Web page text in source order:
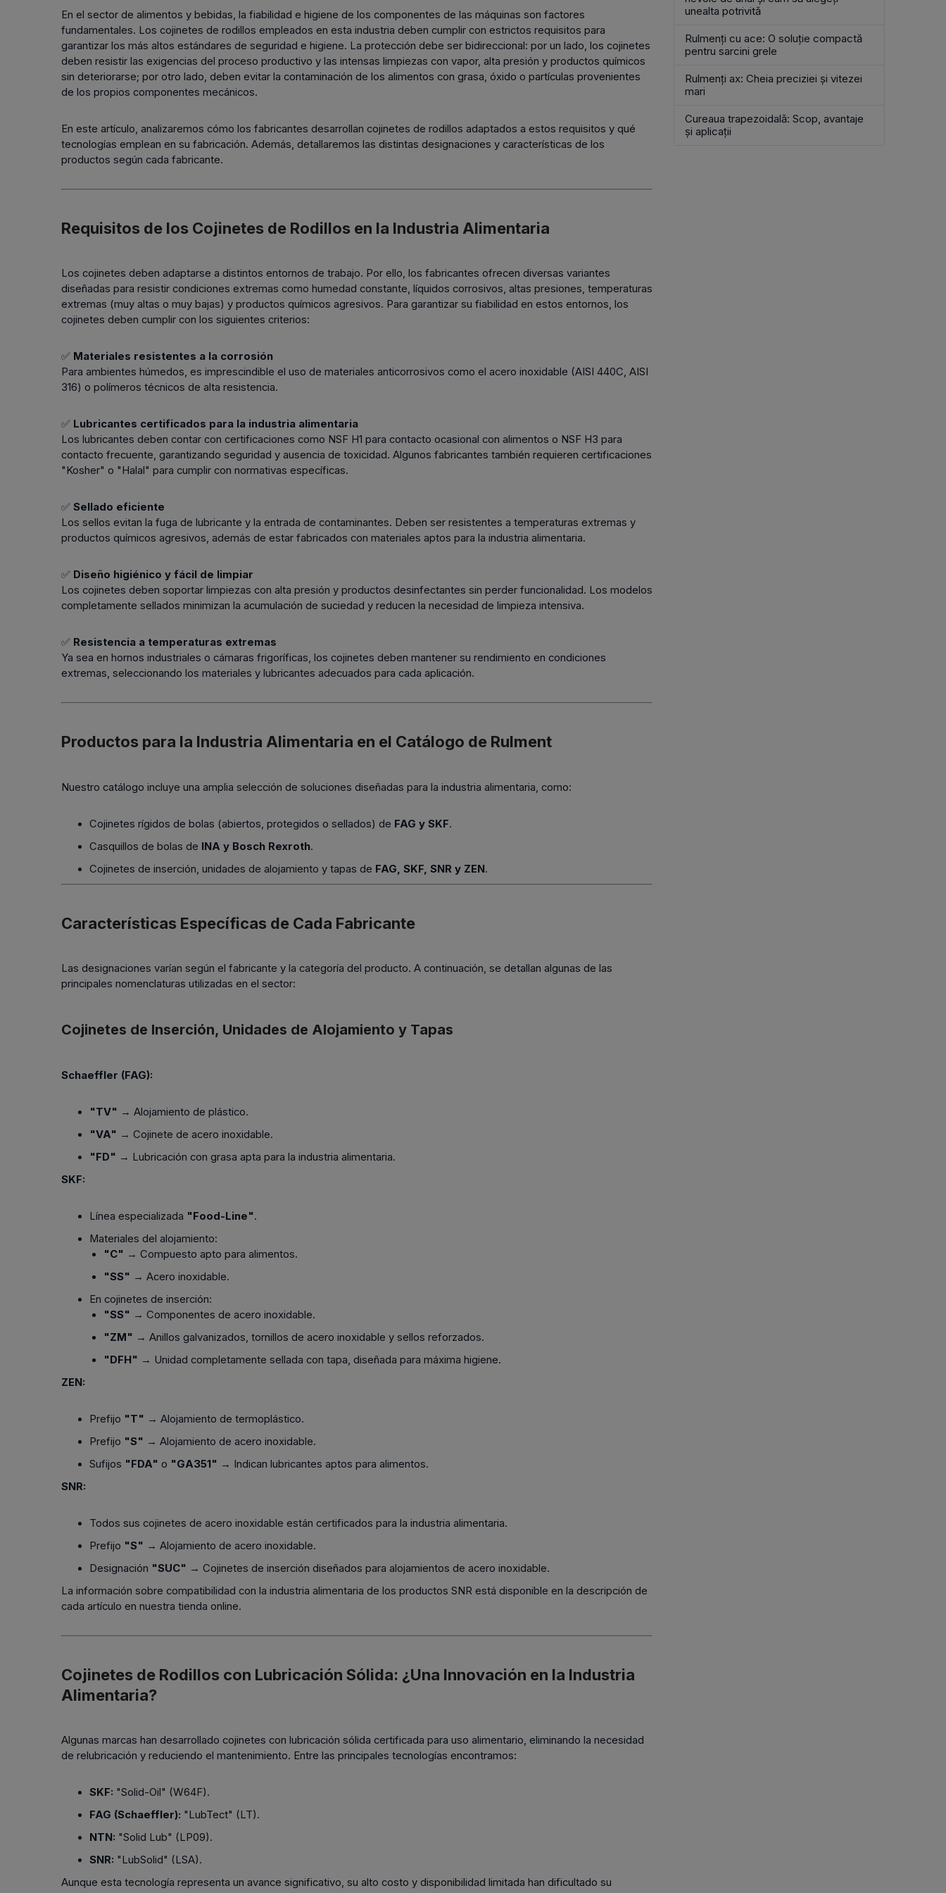
roată de tensionare lanțuri
rolă de tensionare pentru
curele
rolă de reazem
camă de urmărire
rolă mobilă de fus
rolă de reazem
roată de tensionare lanțuri
rolă de tensionare pentru
curele
camă de urmărire
rolă mobilă de fus
BOLȚURI PENTRU
ARTICULAȚIE TIP FURCĂ
bolțuri cu cap articulat
bolț cu șplint
bolț BEN
CORP DE ROSTOGOLIRE
bilă
ACCESORII PT. TEHNICA
LINIARĂ
diverse
scule
SCRIPETE DE CUREA
scripete de curea în formă de
bucșă conică
En el sector de alimentos y bebidas, la fiabilidad e higiene de los componentes de las máquinas son factores
fundamentales. Los cojinetes de rodillos empleados en esta industria deben cumplir con estrictos requisitos para
garantizar los más altos estándares de seguridad e higiene. La protección debe ser bidireccional: por un lado, los cojinetes
deben resistir las exigencias del proceso productivo y las intensas limpiezas con vapor, alta presión y productos químicos
sin deteriorarse; por otro lado, deben evitar la contaminación de los alimentos con grasa, óxido o partículas provenientes
de los propios componentes mecánicos.
En este artículo, analizaremos cómo los fabricantes desarrollan cojinetes de rodillos adaptados a estos requisitos y qué
tecnologías emplean en su fabricación. Además, detallaremos las distintas designaciones y características de los
productos según cada fabricante.
Requisitos de los Cojinetes de Rodillos en la Industria Alimentaria
Los cojinetes deben adaptarse a distintos entornos de trabajo. Por ello, los fabricantes ofrecen diversas variantes
diseñadas para resistir condiciones extremas como humedad constante, líquidos corrosivos, altas presiones, temperaturas
extremas (muy altas o muy bajas) y productos químicos agresivos. Para garantizar su fiabilidad en estos entornos, los
cojinetes deben cumplir con los siguientes criterios:
✅ Materiales resistentes a la corrosión
Para ambientes húmedos, es imprescindible el uso de materiales anticorrosivos como el acero inoxidable (AISI 440C, AISI
316) o polímeros técnicos de alta resistencia.
✅ Lubricantes certificados para la industria alimentaria
Los lubricantes deben contar con certificaciones como NSF H1 para contacto ocasional con alimentos o NSF H3 para
contacto frecuente, garantizando seguridad y ausencia de toxicidad. Algunos fabricantes también requieren certificaciones
"Kosher" o "Halal" para cumplir con normativas específicas.
✅ Sellado eficiente
Los sellos evitan la fuga de lubricante y la entrada de contaminantes. Deben ser resistentes a temperaturas extremas y
productos químicos agresivos, además de estar fabricados con materiales aptos para la industria alimentaria.
✅ Diseño higiénico y fácil de limpiar
Los cojinetes deben soportar limpiezas con alta presión y productos desinfectantes sin perder funcionalidad. Los modelos
completamente sellados minimizan la acumulación de suciedad y reducen la necesidad de limpieza intensiva.
✅ Resistencia a temperaturas extremas
Ya sea en hornos industriales o cámaras frigoríficas, los cojinetes deben mantener su rendimiento en condiciones
extremas, seleccionando los materiales y lubricantes adecuados para cada aplicación.
Productos para la Industria Alimentaria en el Catálogo de Rulment
Nuestro catálogo incluye una amplia selección de soluciones diseñadas para la industria alimentaria, como:
Cojinetes rígidos de bolas (abiertos, protegidos o sellados) de FAG y SKF.
Casquillos de bolas de INA y Bosch Rexroth.
Cojinetes de inserción, unidades de alojamiento y tapas de FAG, SKF, SNR y ZEN.
Características Específicas de Cada Fabricante
Las designaciones varían según el fabricante y la categoría del producto. A continuación, se detallan algunas de las
principales nomenclaturas utilizadas en el sector:
Cojinetes de Inserción, Unidades de Alojamiento y Tapas
Schaeffler (FAG):
"TV" → Alojamiento de plástico.
"VA" → Cojinete de acero inoxidable.
"FD" → Lubricación con grasa apta para la industria alimentaria.
SKF:
Línea especializada "Food-Line".
Materiales del alojamiento:
"C" → Compuesto apto para alimentos.
"SS" → Acero inoxidable.
En cojinetes de inserción:
"SS" → Componentes de acero inoxidable.
"ZM" → Anillos galvanizados, tornillos de acero inoxidable y sellos reforzados.
"DFH" → Unidad completamente sellada con tapa, diseñada para máxima higiene.
ZEN:
Prefijo "T" → Alojamiento de termoplástico.
Prefijo "S" → Alojamiento de acero inoxidable.
Sufijos "FDA" o "GA351" → Indican lubricantes aptos para alimentos.
SNR:
Todos sus cojinetes de acero inoxidable están certificados para la industria alimentaria.
Prefijo "S" → Alojamiento de acero inoxidable.
Designación "SUC" → Cojinetes de inserción diseñados para alojamientos de acero inoxidable.
La información sobre compatibilidad con la industria alimentaria de los productos SNR está disponible en la descripción de
cada artículo en nuestra tienda online.
Cojinetes de Rodillos con Lubricación Sólida: ¿Una Innovación en la Industria
Alimentaria?
Algunas marcas han desarrollado cojinetes con lubricación sólida certificada para uso alimentario, eliminando la necesidad
de relubricación y reduciendo el mantenimiento. Entre las principales tecnologías encontramos:
SKF: "Solid-Oil" (W64F).
FAG (Schaeffler): "LubTect" (LT).
NTN: "Solid Lub" (LP09).
SNR: "LubSolid" (LSA).
Aunque esta tecnología representa un avance significativo, su alto costo y disponibilidad limitada han dificultado su
unealta potrivită
Rulmenți cu ace: O soluție compactă
pentru sarcini grele
Rulmenți ax: Cheia preciziei și vitezei
mari
Cureaua trapezoidală: Scop, avantaje
și aplicații